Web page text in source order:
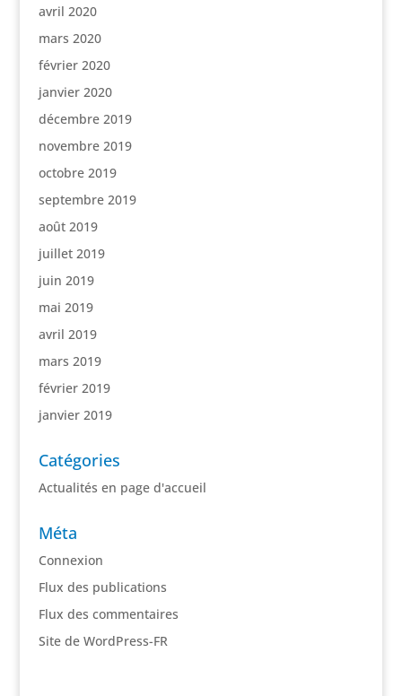
avril 2020
mars 2020
février 2020
janvier 2020
décembre 2019
novembre 2019
octobre 2019
septembre 2019
août 2019
juillet 2019
juin 2019
mai 2019
avril 2019
mars 2019
février 2019
janvier 2019
Catégories
Actualités en page d'accueil
Méta
Connexion
Flux des publications
Flux des commentaires
Site de WordPress-FR